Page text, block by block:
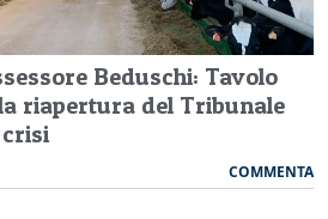
Beduschi: Tavolo
riapertura del Tribunale
COMMENTA